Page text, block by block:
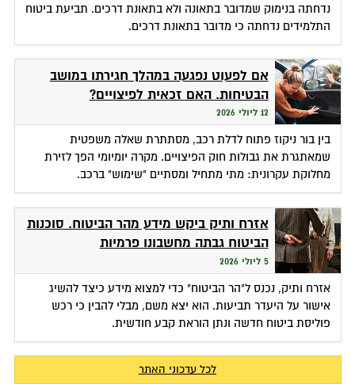
נדחתה בנימוק שמדובר בתאונה ולא בתאונת דרכים. תביעת ביטוח
התלמידים נדחתה כי מדובר בתאונת דרכים.
אם לפעוט נפגעה במהלך חגירתו במושב
הבטיחות. האם זכאית לפיצויים?
12 ליולי 2026
בין בור ניקוז פתוח לדלת רכב, מסתתרת שאלה משפטית
שמאתגרת את גבולות חוק הפיצויים. מקרה יומיומי הפך לזירת
מחלוקת עקרונית: מתי מתחיל ומסתיים "שימוש" ברכב.
אזרח ותיק ביקש מידע מהר הביטוח. סוכנות
הביטוח גבתה מחשבונו פרמיות
5 ליולי 2026
אזרח ותיק, נכנס ל"הר הביטוח" כדי למצוא מידע כיצד להשיג
אישור על היעדר תביעות. הוא יצא משם, מבלי להבין כי רכש
פוליסת ביטוח חדשה ונתן הוראת קבע חודשית.
לכל עדכוני האתר